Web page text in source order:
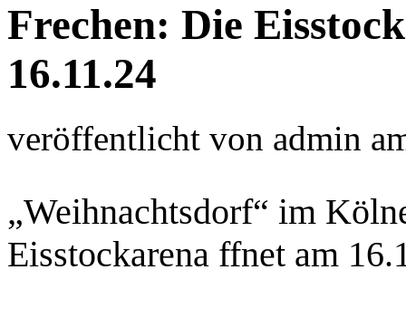
Frechen: Die
16.11.24
veröffentlicht von admin
„Weihnachtsdorf“ im
Eisstockarena ffnet am